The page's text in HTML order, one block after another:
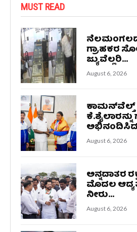
MUST READ
ಗ್ರಾಹಕರ
ಜ್ಯುವೆಲ್ಲರಿ...
August 6, 2026
ಕಾಮನ್‌ವೆಲ್ತ್
ಅಭಿನಂದಿಸಿದ
August 6, 2026
ಅನ್ನದಾತರ
ಮೊದಲ
ನೀರು...
August 6, 2026